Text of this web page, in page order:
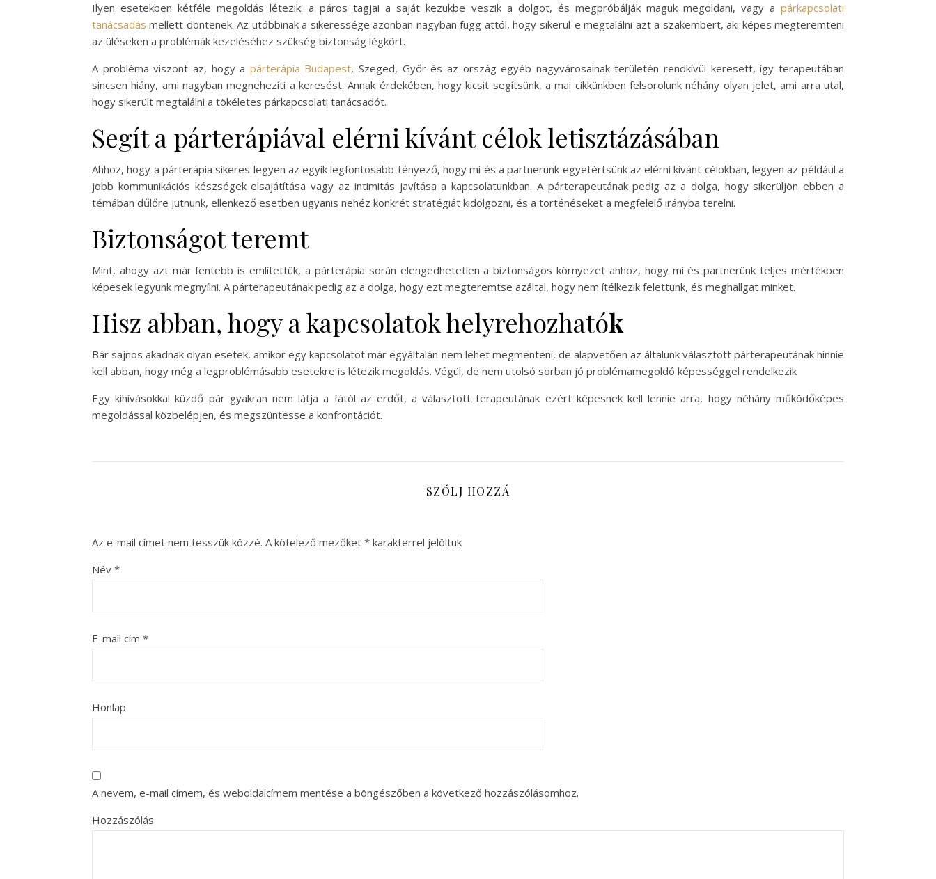
Ilyen esetekben kétféle megoldás létezik: a páros tagjai a saját kezükbe veszik a dolgot, és megpróbálják maguk megoldani, vagy a párkapcsolati
tanácsadás mellett döntenek. Az utóbbinak a sikeressége azonban nagyban függ attól, hogy sikerül-e megtalálni azt a szakembert, aki képes megteremteni
az üléseken a problémák kezeléséhez szükség biztonság légkört.
A probléma viszont az, hogy a párterápia Budapest, Szeged, Győr és az ország egyéb nagyvárosainak területén rendkívül keresett, így terapeutában
sincsen hiány, ami nagyban megnehezíti a keresést. Annak érdekében, hogy kicsit segítsünk, a mai cikkünkben felsorolunk néhány olyan jelet, ami arra utal,
hogy sikerült megtalálni a tökéletes párkapcsolati tanácsadót.
Segít a párterápiával elérni kívánt célok letisztázásában
Ahhoz, hogy a párterápia sikeres legyen az egyik legfontosabb tényező, hogy mi és a partnerünk egyetértsünk az elérni kívánt célokban, legyen az például a
jobb kommunikációs készségek elsajátítása vagy az intimitás javítása a kapcsolatunkban. A párterapeutának pedig az a dolga, hogy sikerüljön ebben a
témában dűlőre jutnunk, ellenkező esetben ugyanis nehéz konkrét stratégiát kidolgozni, és a történéseket a megfelelő irányba terelni.
Biztonságot teremt
Mint, ahogy azt már fentebb is említettük, a párterápia során elengedhetetlen a biztonságos környezet ahhoz, hogy mi és partnerünk teljes mértékben
képesek legyünk megnyílni. A párterapeutának pedig az a dolga, hogy ezt megteremtse azáltal, hogy nem ítélkezik felettünk, és meghallgat minket.
Hisz abban, hogy a kapcsolatok helyrehozhatók
Bár sajnos akadnak olyan esetek, amikor egy kapcsolatot már egyáltalán nem lehet megmenteni, de alapvetően az általunk választott párterapeutának hinnie
kell abban, hogy még a legproblémásabb esetekre is létezik megoldás. Végül, de nem utolsó sorban jó problémamegoldó képességgel rendelkezik
Egy kihívásokkal küzdő pár gyakran nem látja a fától az erdőt, a választott terapeutának ezért képesnek kell lennie arra, hogy néhány működőképes
megoldással közbelépjen, és megszüntesse a konfrontációt.
SZÓLJ HOZZÁ
Az e-mail címet nem tesszük közzé. A kötelező mezőket * karakterrel jelöltük
Név *
E-mail cím *
Honlap
A nevem, e-mail címem, és weboldalcímem mentése a böngészőben a következő hozzászólásomhoz.
Hozzászólás